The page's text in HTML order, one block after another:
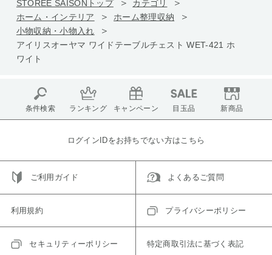
STOREE SAISONトップ
カテゴリ
ホーム・インテリア
ホーム整理収納
小物収納・小物入れ
アイリスオーヤマ ワイドテーブルチェスト WET-421 ホ
ワイト
条件検索 ランキング キャンペーン 目玉品 新商品
ログインIDをお持ちでない方はこちら
ご利用ガイド よくあるご質問
利用規約 プライバシーポリシー
セキュリティーポリシー 特定商取引法に基づく表記